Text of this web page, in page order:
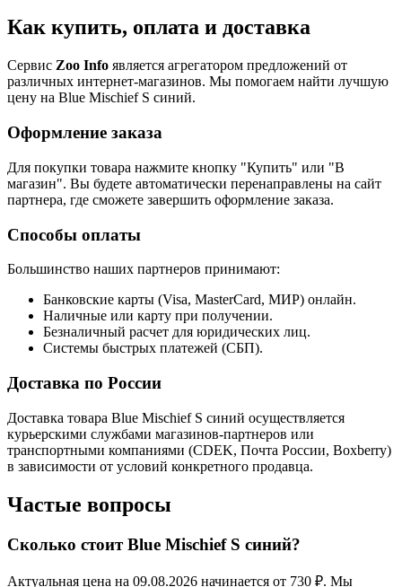
Как купить, оплата и доставка
Сервис Zoo Info является агрегатором предложений от
различных интернет-магазинов. Мы помогаем найти лучшую
цену на Blue Mischief S синий.
Оформление заказа
Для покупки товара нажмите кнопку "Купить" или "В
магазин". Вы будете автоматически перенаправлены на сайт
партнера, где сможете завершить оформление заказа.
Способы оплаты
Большинство наших партнеров принимают:
Банковские карты (Visa, MasterCard, МИР) онлайн.
Наличные или карту при получении.
Безналичный расчет для юридических лиц.
Системы быстрых платежей (СБП).
Доставка по России
Доставка товара Blue Mischief S синий осуществляется
курьерскими службами магазинов-партнеров или
транспортными компаниями (CDEK, Почта России, Boxberry)
в зависимости от условий конкретного продавца.
Частые вопросы
Сколько стоит Blue Mischief S синий?
Актуальная цена на 09.08.2026 начинается от 730 ₽. Мы